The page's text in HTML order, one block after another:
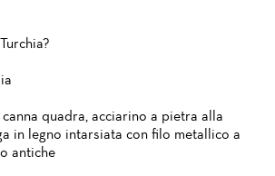
quadra, acciarino a pietra alla
in legno intarsiata con filo metallico a
antiche